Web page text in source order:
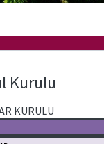
Kurulu
KURULU